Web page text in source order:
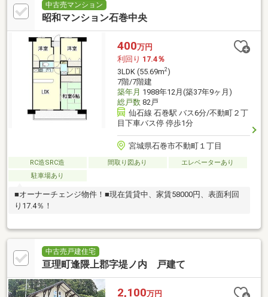
中古売マンション
昭和マンション石巻中央
400万円
利回り 17.4％
3LDK (55.69m2)
7階/7階建
築年月 1988年12月(築37年9ヶ月)
総戸数82戸
仙石線 石巻駅 バス6分/不動町２丁
目下車バス停 停歩1分
宮城県石巻市不動町１丁目
RC造SRC造 間取り図あり
エレベーターあり
駐車場あり
■オーナーチェンジ物件！■現在賃貸中、家賃58000円、表面利回
り17.4％！
中古売戸建住宅
亘理町逢隈上郡字堤ノ内 戸建て
2,100万円